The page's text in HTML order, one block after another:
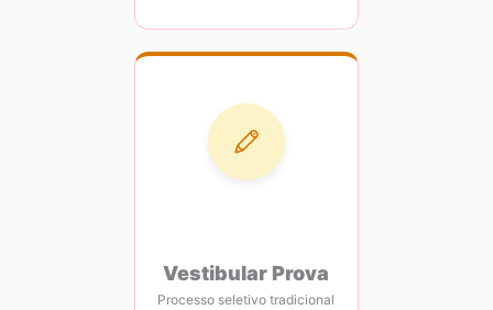
Vestibular Prova
Processo seletivo tradicional